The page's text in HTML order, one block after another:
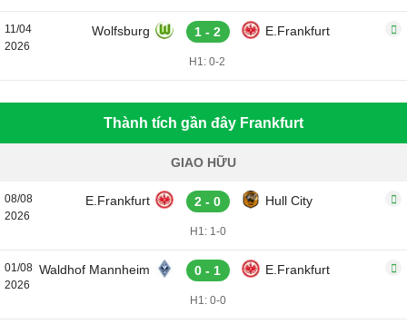
11/04
2026
Wolfsburg 1 - 2 E.Frankfurt
H1: 0-2
Thành tích gần đây Frankfurt
GIAO HỮU
08/08
2026
E.Frankfurt 2 - 0 Hull City
H1: 1-0
01/08
2026
Waldhof Mannheim 0 - 1 E.Frankfurt
H1: 0-0